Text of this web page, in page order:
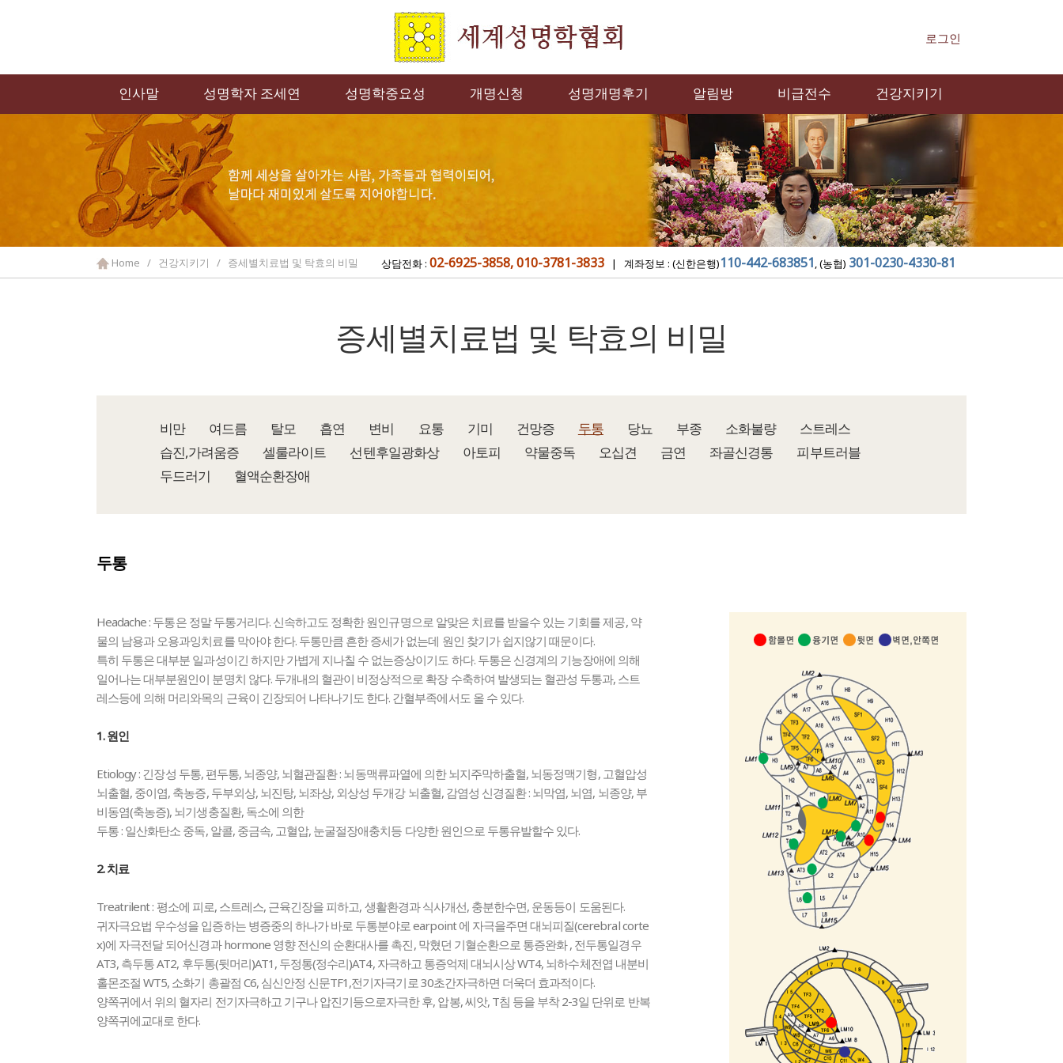
로그인
인사말 성명학자 조세연 성명학중요성 개명신청 성명개명후기 알림방 비급전수 건강지키기
Home / 건강지키기 / 증세별치료법 및 탁효의 비밀 상담전화 : 02-6925-3858, 010-3781-3833 | 계좌정보 : (신한은행)110-442-683851, (농협) 301-0230-4330-81
증세별치료법 및 탁효의 비밀
비만 여드름 탈모 흡연 변비 요통 기미 건망증 두통 당뇨 부종 소화불량
스트레스
습진,가려움증
셀룰라이트 선텐후일광화상 아토피 약물중독 오십견 금연 좌골신경통
피부트러블
두드러기
혈액순환장애
두통
Headache : 두통은 정말 두통거리다. 신속하고도 정확한 원인규명으로 알맞은 치료를 받을수 있는 기회를 제공, 약
물의 남용과 오용과잉치료를 막아야 한다. 두통만큼 흔한 증세가 없는데 원인 찾기가 쉽지않기 때문이다.
특히 두통은 대부분 일과성이긴 하지만 가볍게 지나칠 수 없는증상이기도 하다. 두통은 신경계의 기능장애에 의해
일어나는 대부분원인이 분명치 않다. 두개내의 혈관이 비정상적으로 확장 수축하여 발생되는 혈관성 두통과, 스트
레스등에 의해 머리와목의 근육이 긴장되어 나타나기도 한다. 간혈부족에서도 올 수 있다.
1. 원인
Etiology : 긴장성 두통, 편두통, 뇌종양, 뇌혈관질환 : 뇌동맥류파열에 의한 뇌지주막하출혈, 뇌동정맥기형, 고혈압성
뇌출혈, 중이염, 축농증, 두부외상, 뇌진탕, 뇌좌상, 외상성 두개강 뇌출혈, 감염성 신경질환 : 뇌막염, 뇌염, 뇌종양, 부
비동염(축농증), 뇌기생충질환, 독소에 의한
두통 : 일산화탄소 중독, 알콜, 중금속, 고혈압, 눈굴절장애충치등 다양한 원인으로 두통유발할수 있다.
2. 치료
Treatrilent : 평소에 피로, 스트레스, 근육긴장을 피하고, 생활환경과 식사개선, 충분한수면, 운동등이 도움된다.
귀자극요법 우수성을 입증하는 병증중의 하나가 바로 두통분야로 earpoint 에 자극을주면 대뇌피질(cerebral corte
x)에 자극전달 되어신경과 hormone 영향 전신의 순환대사를 촉진, 막혔던 기혈순환으로 통증완화 , 전두통일경우
AT3, 측두통 AT2, 후두통(뒷머리)AT1, 두정통(정수리)AT4, 자극하고 통증억제 대뇌시상 WT4, 뇌하수체전엽 내분비
홀몬조절 WT5, 소화기 총괄점 C6, 심신안정 신문TF1,전기자극기로 30초간자극하면 더욱더 효과적이다.
양쪽귀에서 위의 혈자리 전기자극하고 기구나 압진기등으로자극한 후, 압봉, 씨앗, T침 등을 부착 2-3일 단위로 반복
양쪽귀에교대로 한다.